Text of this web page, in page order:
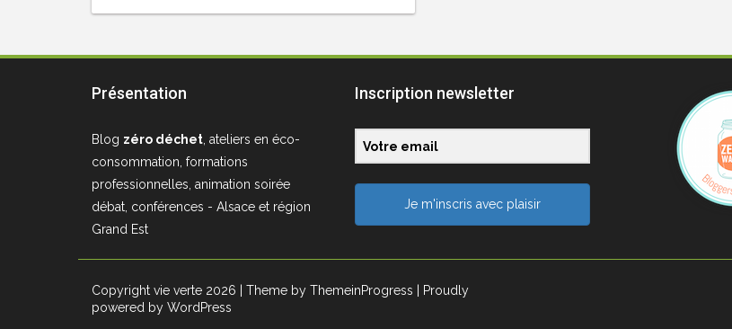
Présentation
Blog zéro déchet , ateliers en éco-
consommation, formations
professionnelles, animation soirée
débat, conférences - Alsace et région
Grand Est
Inscription newsletter
Je m'inscris avec plaisir
Copyright vie verte 2026 | Theme by ThemeinProgress
| Proudly
powered by WordPress